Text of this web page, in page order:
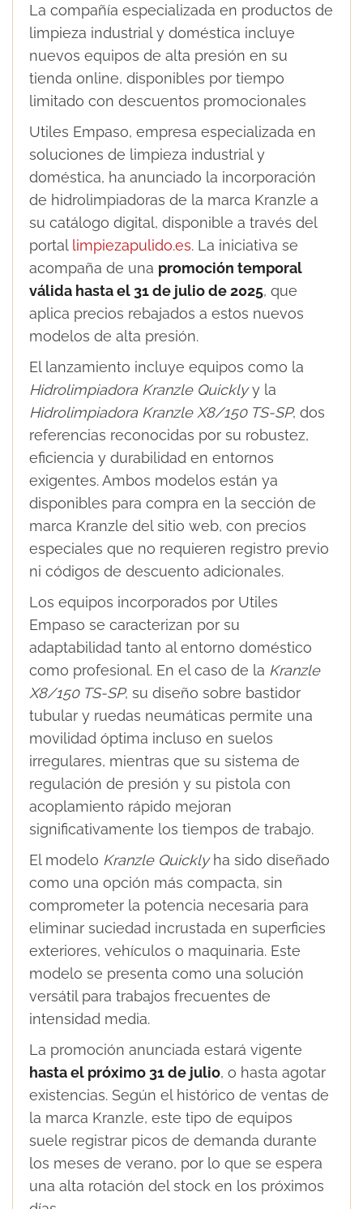
La compañía especializada en productos de
limpieza industrial y doméstica incluye
nuevos equipos de alta presión en su
tienda online, disponibles por tiempo
limitado con descuentos promocionales
Utiles Empaso, empresa especializada en
soluciones de limpieza industrial y
doméstica, ha anunciado la incorporación
de hidrolimpiadoras de la marca Kranzle a
su catálogo digital, disponible a través del
portal limpiezapulido.es. La iniciativa se
acompaña de una promoción temporal
válida hasta el 31 de julio de 2025, que
aplica precios rebajados a estos nuevos
modelos de alta presión.
El lanzamiento incluye equipos como la
Hidrolimpiadora Kranzle Quicklyy la
Hidrolimpiadora Kranzle X8/150 TS-SP, dos
referencias reconocidas por su robustez,
eficiencia y durabilidad en entornos
exigentes. Ambos modelos están ya
disponibles para compra en la sección de
marca Kranzle del sitio web, con precios
especiales que no requieren registro previo
ni códigos de descuento adicionales.
Los equipos incorporados por Utiles
Empaso se caracterizan por su
adaptabilidad tanto al entorno doméstico
como profesional. En el caso de la Kranzle
X8/150 TS-SP, su diseño sobre bastidor
tubular y ruedas neumáticas permite una
movilidad óptima incluso en suelos
irregulares, mientras que su sistema de
regulación de presión y su pistola con
acoplamiento rápido mejoran
significativamente los tiempos de trabajo.
El modelo Kranzle Quicklyha sido diseñado
como una opción más compacta, sin
comprometer la potencia necesaria para
eliminar suciedad incrustada en superficies
exteriores, vehículos o maquinaria. Este
modelo se presenta como una solución
versátil para trabajos frecuentes de
intensidad media.
La promoción anunciada estará vigente
hasta el próximo 31 de julio, o hasta agotar
existencias. Según el histórico de ventas de
la marca Kranzle, este tipo de equipos
suele registrar picos de demanda durante
los meses de verano, por lo que se espera
una alta rotación del stock en los próximos